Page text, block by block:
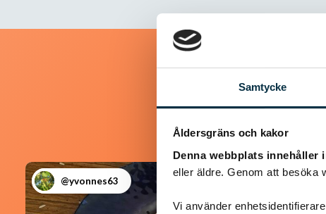
Samtycke
Åldersgräns och kakor
Denna webbplats innehåller
eller äldre. Genom att besöka
Vi använder
@yvonnes63